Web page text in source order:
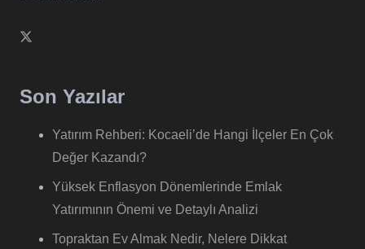
Son Yazılar
Yatırım Rehberi: Kocaeli’de Hangi İlçeler En Çok
Değer Kazandı?
Yüksek Enflasyon Dönemlerinde Emlak
Yatırımının Önemi ve Detaylı Analizi
Topraktan Ev Almak Nedir, Nelere Dikkat